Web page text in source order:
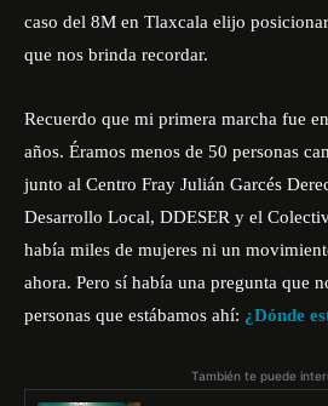
caso del 8M en Tlaxcala elijo
que nos brinda recordar.
Recuerdo que mi primera marcha fue
años. Éramos menos de 50 personas
junto al Centro Fray Julián Garcés
Desarrollo Local, DDESER y el
había miles de mujeres ni un
ahora. Pero sí había una pregunta que
personas que estábamos ahí: ¿Dónde
También te puede